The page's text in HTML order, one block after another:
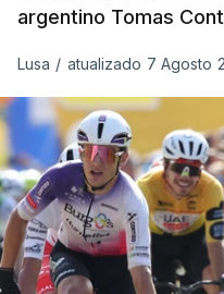
argentino Tomas
Lusa / atualizado 7 Agosto